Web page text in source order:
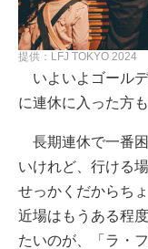
提供：LFJ TOKYO 2024
いよいよゴール
に連休に入った方
長期連休で一番
いけれど、行ける
せっかくだからち
近場はもうある程
たいのが、「ラ・